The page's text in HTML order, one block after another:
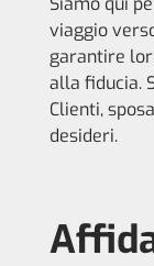
viaggio
garantire
alla fiducia.
Clienti,
desideri.